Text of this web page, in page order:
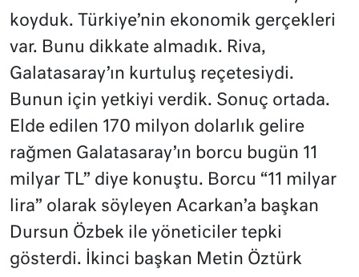
koyduk. Türkiye’nin ekonomik gerçekleri
var. Bunu dikkate almadık. Riva,
Galatasaray’ın kurtuluş reçetesiydi.
Bunun için yetkiyi verdik. Sonuç ortada.
Elde edilen 170 milyon dolarlık gelire
rağmen Galatasaray’ın borcu bugün 11
milyar TL” diye konuştu. Borcu “11 milyar
lira” olarak söyleyen Acarkan’a başkan
Dursun Özbek ile yöneticiler tepki
gösterdi. İkinci başkan Metin Öztürk